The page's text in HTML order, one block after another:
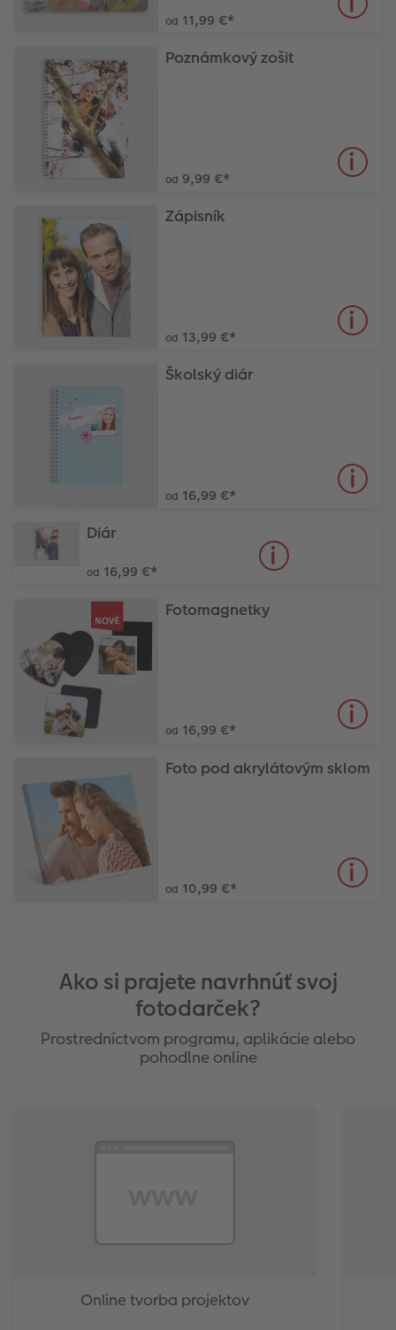
od 11,99 €*
Poznámkový zošit
od 9,99 €*
Zápisník
od 13,99 €*
Školský diár
od 16,99 €*
Diár
od 16,99 €*
Fotomagnetky
od 16,99 €*
Foto pod akrylátovým sklom
od 10,99 €*
Ako si prajete navrhnúť svoj
fotodarček?
Prostredníctvom programu, aplikácie alebo
pohodlne online
Online tvorba projektov